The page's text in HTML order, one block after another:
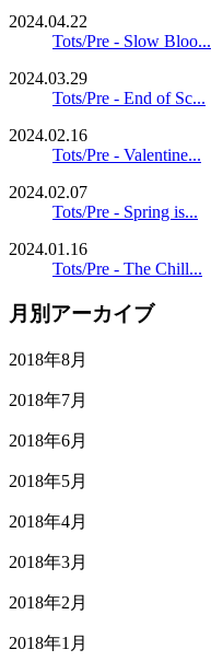
2024.04.22
Tots/Pre - Slow Bloo...
2024.03.29
Tots/Pre - End of Sc...
2024.02.16
Tots/Pre - Valentine...
2024.02.07
Tots/Pre - Spring is...
2024.01.16
Tots/Pre - The Chill...
月別アーカイブ
2018年8月
2018年7月
2018年6月
2018年5月
2018年4月
2018年3月
2018年2月
2018年1月